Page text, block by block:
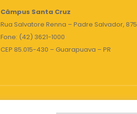
Câmpus Santa Cruz
Rua Salvatore Renna – Padre Salvador, 875
Fone: (42) 3621-1000
CEP 85.015-430 – Guarapuava – PR